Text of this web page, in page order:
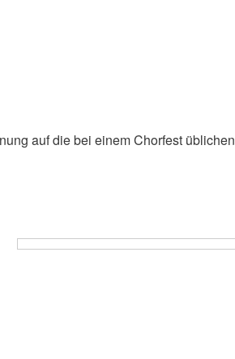
auf die bei einem Chorfest üblichen